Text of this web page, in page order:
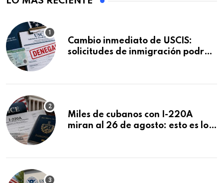
Cambio inmediato de USCIS:
solicitudes de inmigración podrán
Miles de cubanos con I-220A
miran al 26 de agosto: esto es lo